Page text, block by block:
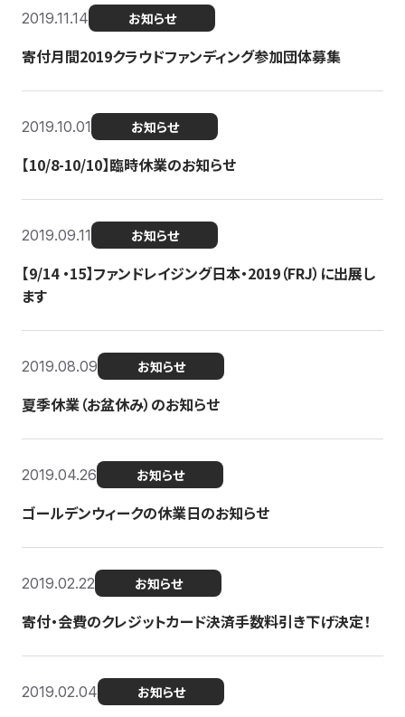
2019.11.14 お知らせ
寄付月間2019クラウドファンディング参加団体募集
2019.10.01 お知らせ
【10/8-10/10】臨時休業のお知らせ
2019.09.11 お知らせ
【9/14 ・15】ファンドレイジング日本・2019（FRJ）に出展し
ます
2019.08.09 お知らせ
夏季休業（お盆休み）のお知らせ
2019.04.26 お知らせ
ゴールデンウィークの休業日のお知らせ
2019.02.22 お知らせ
寄付・会費のクレジットカード決済手数料引き下げ決定！
2019.02.04 お知らせ